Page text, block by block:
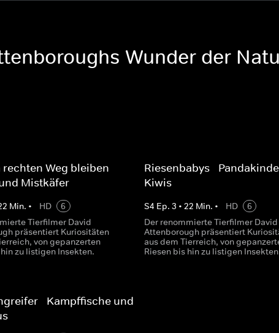
Wunder der
Weg bleiben -
Mistkäfer
Min. • HD
6
Tierfilmer David
präsentiert Kuriositäten
von gepanzerten
zu listigen Insekten.
Riesenbabys -
Kiwis
S4 Ep. 3 • 22 Min. • HD
6
Der renommierte Tierfilmer David
Attenborough präsentiert
aus dem Tierreich, von
Riesen bis hin zu listigen
- Kampffische und